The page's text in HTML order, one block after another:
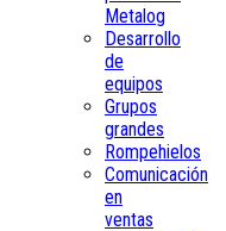
Metalog
Desarrollo
de
equipos
Grupos
grandes
Rompehielos
Comunicación
en
ventas